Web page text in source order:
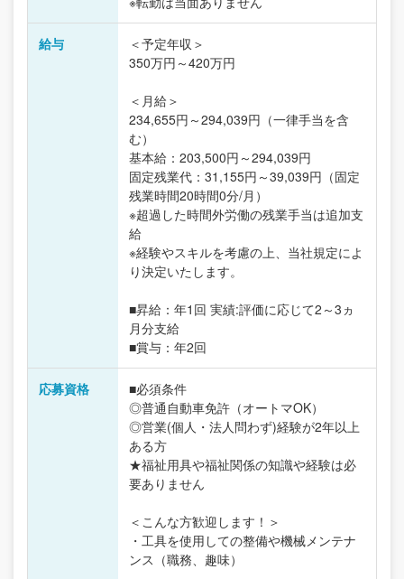
給与
＜予定年収＞
350万円～420万円
＜月給＞
234,655円～294,039円（一律手当を含
む）
基本給：203,500円～294,039円
固定残業代：31,155円～39,039円（固定
残業時間20時間0分/月）
※超過した時間外労働の残業手当は追加支
給
※経験やスキルを考慮の上、当社規定によ
り決定いたします。
■昇給：年1回 実績:評価に応じて2～3ヵ
月分支給
■賞与：年2回
応募資格
■必須条件
◎普通自動車免許（オートマOK）
◎営業(個人・法人問わず)経験が2年以上
ある方
★福祉用具や福祉関係の知識や経験は必
要ありません
＜こんな方歓迎します！＞
・工具を使用しての整備や機械メンテナ
ンス（職務、趣味）